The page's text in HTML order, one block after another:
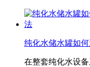
纯化水储水罐如
在整套纯化水设